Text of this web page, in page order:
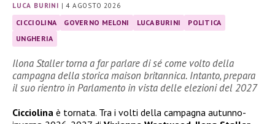
LUCA BURINI |4 AGOSTO 2026
CICCIOLINA GOVERNO MELONI LUCA BURINI
POLITICA
UNGHERIA
Ilona Staller torna a far parlare di sé come volto della
campagna della storica maison britannica. Intanto, prepara
il suo rientro in Parlamento in vista delle elezioni del 2027
Cicciolina è tornata. Tra i volti della campagna autunno-